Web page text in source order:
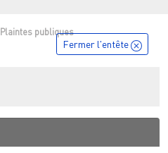
Plaintes publiques
Fermer l'entête